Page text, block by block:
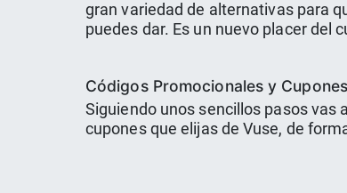
gran variedad de alternativas para
puedes dar. Es un nuevo placer del
Códigos Promocionales y
Siguiendo unos sencillos pasos vas
cupones que elijas de Vuse, de